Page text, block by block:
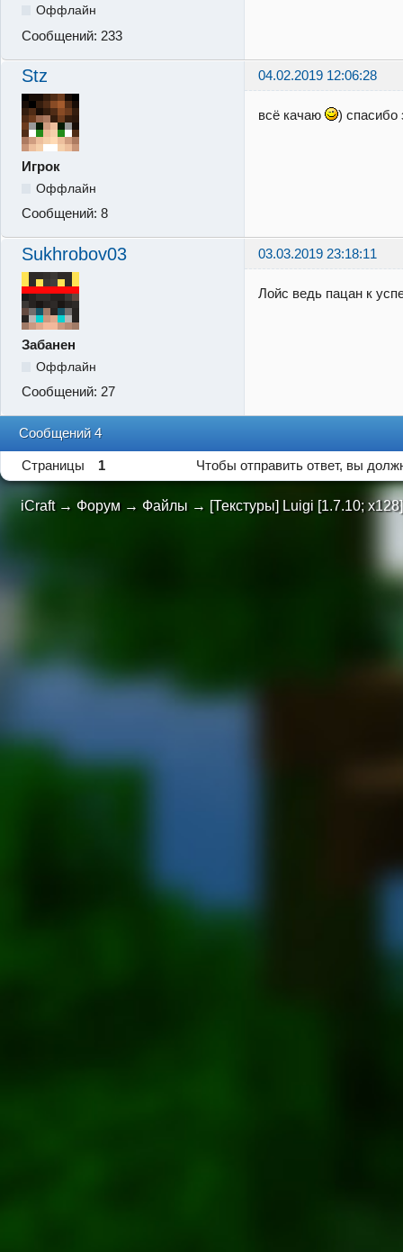
Оффлайн
Сообщений: 233
Stz 04.02.2019 12:06:28
Игрок
Оффлайн
Сообщений: 8
всё качаю ) спасибо
Sukhrobov03 03.03.2019 23:18:11
Забанен
Оффлайн
Сообщений: 27
Лойс ведь пацан к
Сообщений 4
Страницы 1 Чтобы отправить ответ, вы
iCraft → Форум → Файлы → [Текстуры] Luigi [1.7.10; х128]